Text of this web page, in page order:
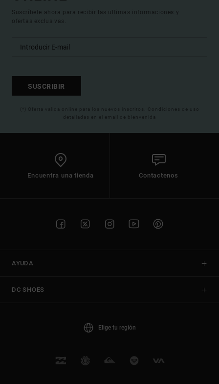
Suscríbete ahora para recibir las ultimas informaciones y
ofertas exclusivas.
SUSCRIBIR
(*) Oferta valida online para los nuevos inscritos. Condiciones de uso
detalladas en el email de bienvenida
Encuentra una tienda Contactenos
AYUDA
DC SHOES
Elige tu región